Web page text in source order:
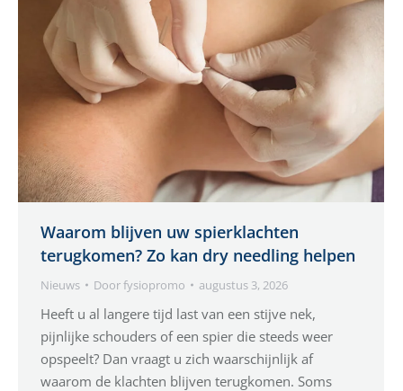
Waarom blijven uw spierklachten
terugkomen? Zo kan dry needling helpen
Nieuws Doorfysiopromo augustus 3, 2026
Heeft u al langere tijd last van een stijve nek,
pijnlijke schouders of een spier die steeds weer
opspeelt? Dan vraagt u zich waarschijnlijk af
waarom de klachten blijven terugkomen. Soms